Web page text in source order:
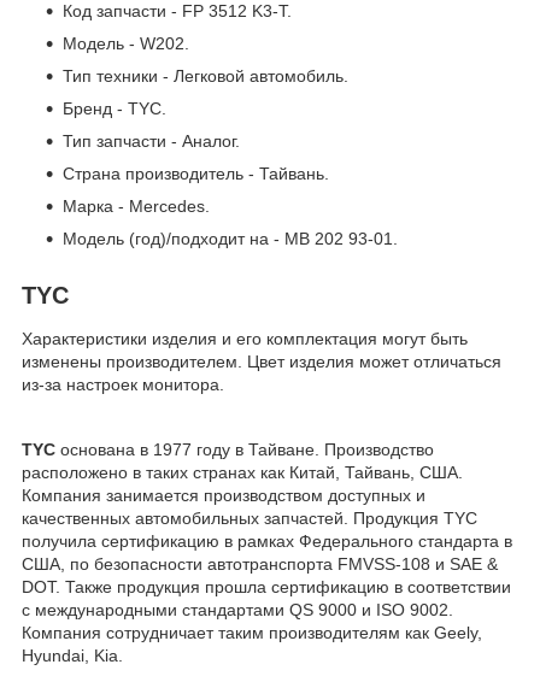
Код запчасти - FP 3512 K3-T.
Модель - W202.
Тип техники - Легковой автомобиль.
Бренд - TYC.
Тип запчасти - Аналог.
Страна производитель - Тайвань.
Марка - Mercedes.
Модель (год)/подходит на - MB 202 93-01.
TYC
Характеристики изделия и его комплектация могут быть
изменены производителем. Цвет изделия может отличаться
из-за настроек монитора.
TYC основана в 1977 году в Тайване. Производство
расположено в таких странах как Китай, Тайвань, США.
Компания занимается производством доступных и
качественных автомобильных запчастей. Продукция TYC
получила сертификацию в рамках Федерального стандарта в
США, по безопасности автотранспорта FMVSS-108 и SAE &
DOT. Также продукция прошла сертификацию в соответствии
с международными стандартами QS 9000 и ISO 9002.
Компания сотрудничает таким производителям как Geely,
Hyundai, Kia.